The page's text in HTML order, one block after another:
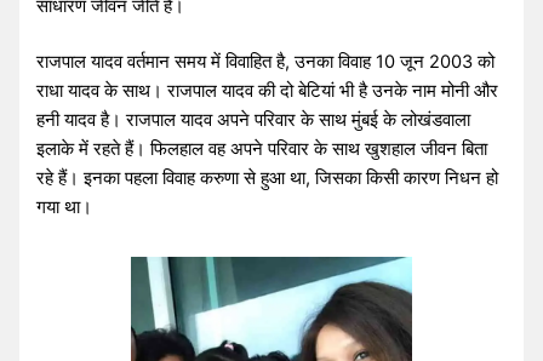
साधारण जीवन जीते हैं।
राजपाल यादव वर्तमान समय में विवाहित है, उनका विवाह 10 जून 2003 को
राधा यादव के साथ। राजपाल यादव की दो बेटियां भी है उनके नाम मोनी और
हनी यादव है। राजपाल यादव अपने परिवार के साथ मुंबई के लोखंडवाला
इलाके में रहते हैं। फिलहाल वह अपने परिवार के साथ खुशहाल जीवन बिता
रहे हैं। इनका पहला विवाह करुणा से हुआ था, जिसका किसी कारण निधन हो
गया था।